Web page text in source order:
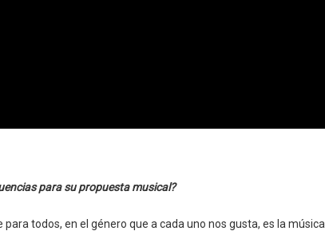
para su propuesta musical?
todos, en el género que a cada uno nos gusta, es la música